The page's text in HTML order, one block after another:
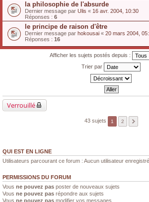
la philosophie de l'absurde
Dernier message par Ulis « 16 avr. 2004, 10:30
Réponses : 6
le principe de raison d'être
Dernier message par hokousai « 20 mars 2004,
Réponses : 16
Afficher les sujets postés depuis :
Trier par
Verrouillé
43 sujets 1 2
QUI EST EN LIGNE
Utilisateurs parcourant ce forum : Aucun utilisateur
PERMISSIONS DU FORUM
Vous ne pouvez pas poster de nouveaux sujets
Vous ne pouvez pas répondre aux sujets
Vous ne pouvez pas modifier vos messages